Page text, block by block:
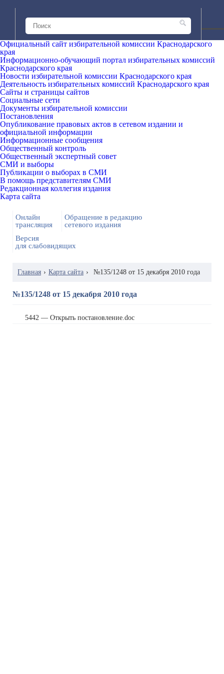
Официальный сайт избирательной комиссии Краснодарского
края
Информационно-обучающий портал избирательных комиссий
Краснодарского края
Новости избирательной комиссии Краснодарского края
Деятельность избирательных комиссий Краснодарского края
Сайты и страницы сайтов
Социальные сети
Документы избирательной комиссии
Постановления
Опубликование правовых актов в сетевом издании и
официальной информации
Информационные сообщения
Общественный контроль
Общественный экспертный совет
СМИ и выборы
Публикации о выборах в СМИ
В помощь представителям СМИ
Редакционная коллегия издания
Карта сайта
Онлайн
трансляция
Обращение в редакцию
сетевого издания
Версия
для слабовидящих
Главная › Карта сайта › №135/1248 от 15 декабря 2010 года
№135/1248 от 15 декабря 2010 года
5442 — Открыть постановление.doc